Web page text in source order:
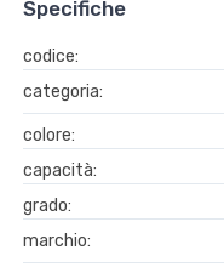
Specifiche
codice:
categoria:
colore:
capacità:
grado:
marchio: